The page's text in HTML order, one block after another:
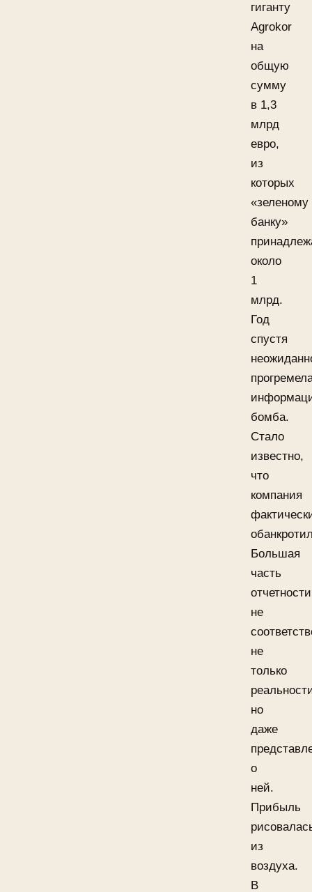
гиганту
Agrokor
на
общую
сумму
в 1,3
млрд
евро,
из
которых
«зеленому
банку»
около
1
млрд.
Год
спустя
бомба.
Стало
известно,
что
компания
Большая
часть
отчетности
не
не
только
но
даже
о
ней.
Прибыль
из
воздуха.
В